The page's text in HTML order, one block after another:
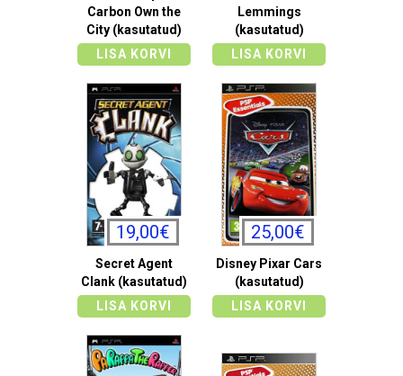
Carbon Own the
City (kasutatud)
LISA KORVI
Lemmings
(kasutatud)
LISA KORVI
19,00€
Secret Agent
Clank (kasutatud)
LISA KORVI
25,00€
Disney Pixar Cars
(kasutatud)
LISA KORVI